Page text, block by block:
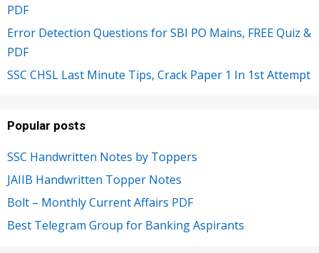
PDF
Error Detection Questions for SBI PO Mains, FREE Quiz &
PDF
SSC CHSL Last Minute Tips, Crack Paper 1 In 1st Attempt
Popular posts
SSC Handwritten Notes by Toppers
JAIIB Handwritten Topper Notes
Bolt – Monthly Current Affairs PDF
Best Telegram Group for Banking Aspirants